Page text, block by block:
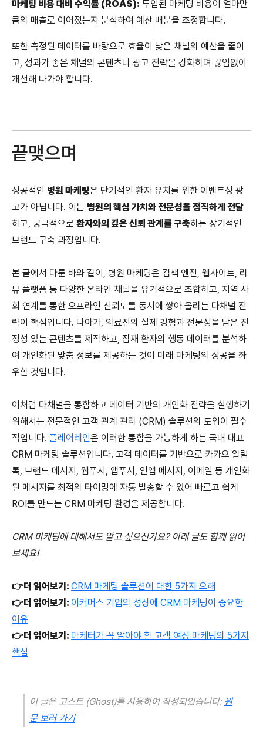
마케팅 비용 대비 수익률 (ROAS): 투입된 마케팅 비용이 얼마만
큼의 매출로 이어졌는지 분석하여 예산 배분을 조정합니다.
또한 측정된 데이터를 바탕으로 효율이 낮은 채널의 예산을 줄이
고, 성과가 좋은 채널의 콘텐츠나 광고 전략을 강화하며 끊임없이
개선해 나가야 합니다.
끝맺으며
성공적인 병원 마케팅은 단기적인 환자 유치를 위한 이벤트성 광
고가 아닙니다. 이는 병원의 핵심 가치와 전문성을 정직하게 전달
하고, 궁극적으로 환자와의 깊은 신뢰 관계를 구축하는 장기적인
브랜드 구축 과정입니다.
본 글에서 다룬 바와 같이, 병원 마케팅은 검색 엔진, 웹사이트, 리
뷰 플랫폼 등 다양한 온라인 채널을 유기적으로 조합하고, 지역 사
회 연계를 통한 오프라인 신뢰도를 동시에 쌓아 올리는 다채널 전
략이 핵심입니다. 나아가, 의료진의 실제 경험과 전문성을 담은 진
정성 있는 콘텐츠를 제작하고, 잠재 환자의 행동 데이터를 분석하
여 개인화된 맞춤 정보를 제공하는 것이 미래 마케팅의 성공을 좌
우할 것입니다.
이처럼 다채널을 통합하고 데이터 기반의 개인화 전략을 실행하기
위해서는 전문적인 고객 관계 관리 (CRM) 솔루션의 도입이 필수
적입니다. 플레어레인은 이러한 통합을 가능하게 하는 국내 대표
CRM 마케팅 솔루션입니다. 고객 데이터를 기반으로 카카오 알림
톡, 브랜드 메시지, 웹푸시, 앱푸시, 인앱 메시지, 이메일 등 개인화
된 메시지를 최적의 타이밍에 자동 발송할 수 있어 빠르고 쉽게
ROI를 만드는 CRM 마케팅 환경을 제공합니다.
CRM 마케팅에 대해서도 알고 싶으신가요? 아래 글도 함께 읽어
보세요!
👉더 읽어보기: CRM 마케팅 솔루션에 대한 5가지 오해
👉더 읽어보기: 이커머스 기업의 성장에 CRM 마케팅이 중요한
이유
👉더 읽어보기: 마케터가 꼭 알아야 할 고객 여정 마케팅의 5가지
핵심
이 글은 고스트 (Ghost)를 사용하여 작성되었습니다: 원
문 보러 가기